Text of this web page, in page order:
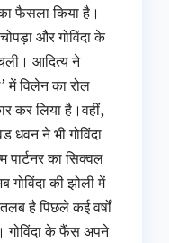
फैसला किया है।
और गोविंदा के
आदित्य ने
में विलेन का रोल
कर लिया है।वहीं,
धवन ने भी गोविंदा
का सिक्वल
गोविंदा की झोली में
है पिछले कई वर्षों
गोविंदा के फैंस अपने